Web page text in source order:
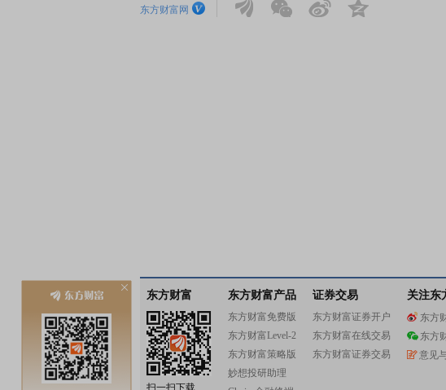
东方财富网
东方财富
扫一扫下载
东方财富产品
东方财富免费版
东方财富Level-2
东方财富策略版
妙想投研助理
证券交易
东方财富证券开户
东方财富在线交易
东方财富证券交易
关注东
东方
东方
意见